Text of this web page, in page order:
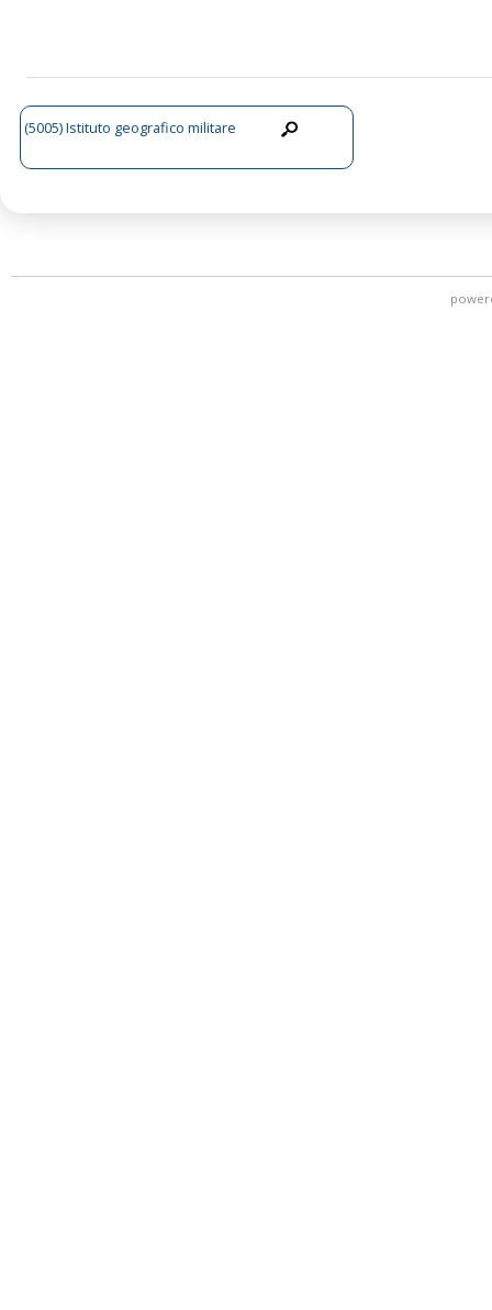
(5005) Istituto geografico militare